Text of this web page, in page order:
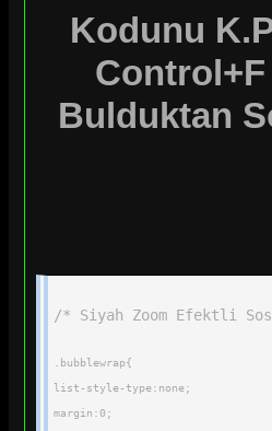
Kodunu
Control+F
Bulduktan
/* Siyah Zoom Efektli
.bubblewrap{
list-style-type:none;
margin:0;